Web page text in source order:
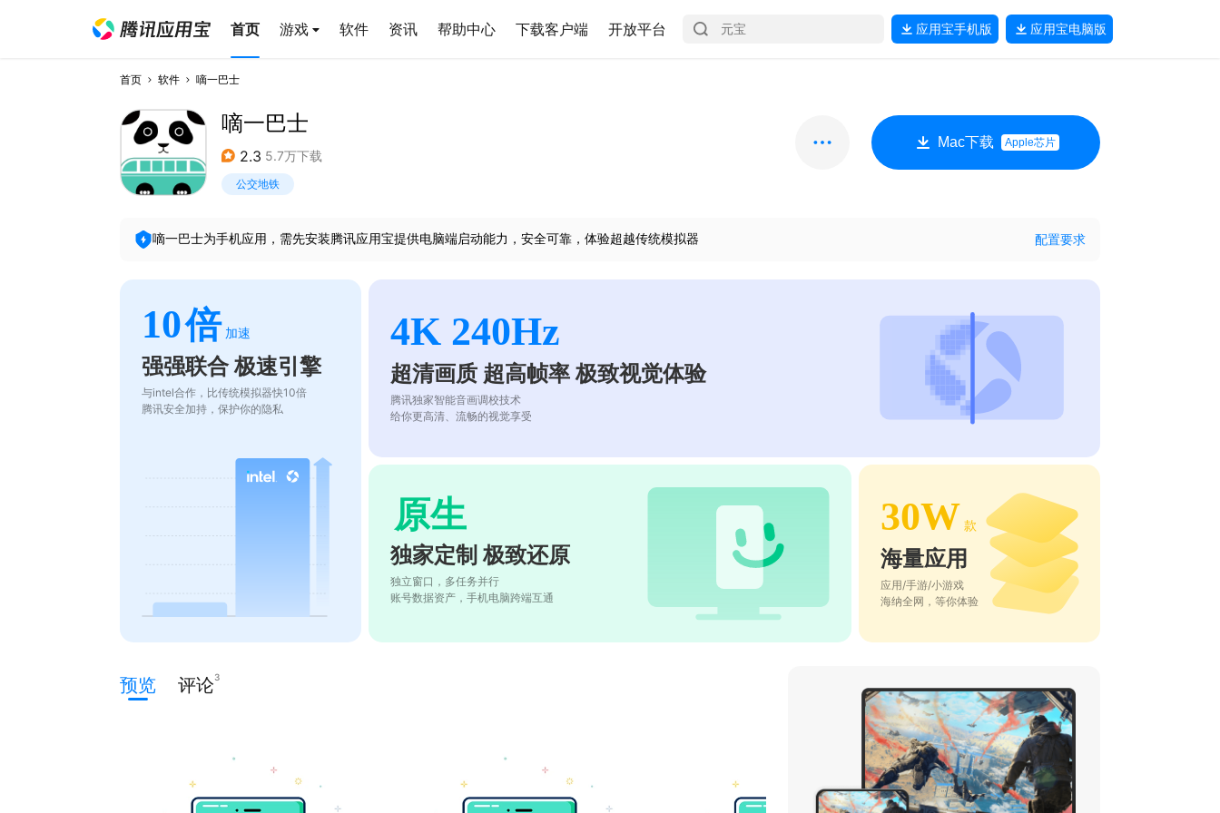
首页 游戏 软件 资讯 帮助中心 下载客户端 开放平台 应用宝手机版 应用宝电脑版
首页 软件 嘀一巴士
嘀一巴士
2.3 5.7万下载
公交地铁
Mac下载 Apple芯片
嘀一巴士为手机应用，需先安装腾讯应用宝提供电脑端启动能力，安全可靠，体验超越传统模拟器 配置要求
10倍 加速
强强联合 极速引擎
与intel合作，比传统模拟器快10倍
腾讯安全加持，保护你的隐私
4K 240Hz
超清画质 超高帧率 极致视觉体验
腾讯独家智能音画调校技术
给你更高清、流畅的视觉享受
原生
独家定制 极致还原
独立窗口，多任务并行
账号数据资产，手机电脑跨端互通
30W 款
海量应用
应用/手游/小游戏
海纳全网，等你体验
预览 评论3